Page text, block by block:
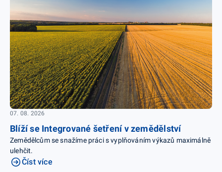
07. 08. 2026
Blíží se Integrované šetření v zemědělství
Zemědělcům se snažíme práci s vyplňováním výkazů maximálně
ulehčit.
Číst více